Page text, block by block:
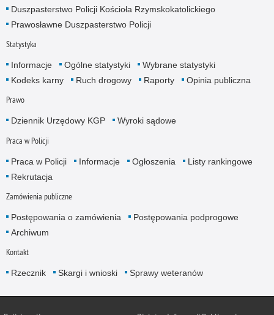
Duszpasterstwo Policji Kościoła Rzymskokatolickiego
Prawosławne Duszpasterstwo Policji
Statystyka
Informacje Ogólne statystyki
Wybrane statystyki
Kodeks karny
Ruch drogowy Raporty Opinia publiczna
Prawo
Dziennik Urzędowy KGP Wyroki sądowe
Praca w Policji
Praca w Policji Informacje Ogłoszenia
Listy rankingowe
Rekrutacja
Zamówienia publiczne
Postępowania o zamówienia
Postępowania podprogowe
Archiwum
Kontakt
Rzecznik Skargi i wnioski Sprawy weteranów